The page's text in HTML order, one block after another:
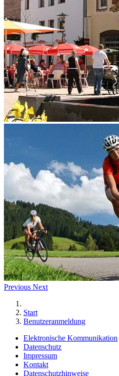
Previous Next
Start
Benutzeranmeldung
Elektronische Kommunikation
Datenschutz
Impressum
Kontakt
Datenschutzhinweise